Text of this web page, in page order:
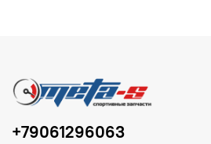
+79061296063